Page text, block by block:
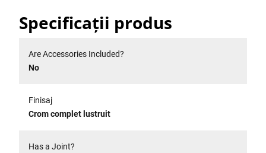
Specificații produs
Are Accessories Included?
No
Finisaj
Crom complet lustruit
Has a Joint?